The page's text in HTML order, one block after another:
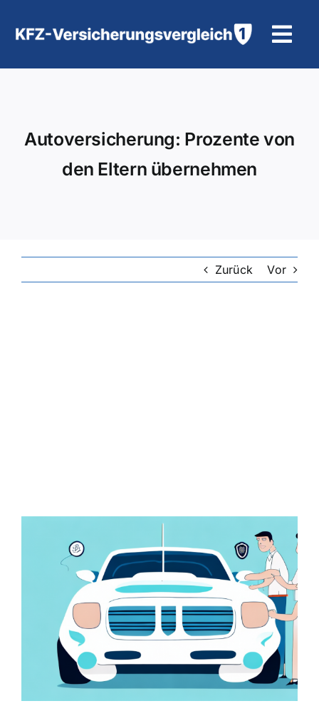
Inhalt
Hilfe und Kontakt
Autoversicherung: Prozente von
den Eltern übernehmen
Zurück Vor
grösseres